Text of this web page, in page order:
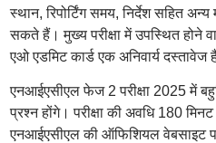
स्थान, रिपोर्टिंग समय, निर्देश सहित
सकते हैं। मुख्य परीक्षा में उपस्थित होने
एओ एडमिट कार्ड एक अनिवार्य दस्तावेज
एनआईएसीएल फेज 2 परीक्षा 2025 में
प्रश्न होंगे। परीक्षा की अवधि 180
एनआईएसीएल की ऑफिशियल वेबसाइट